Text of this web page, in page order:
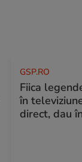
GSP.RO
Fiica
în
direct, dau